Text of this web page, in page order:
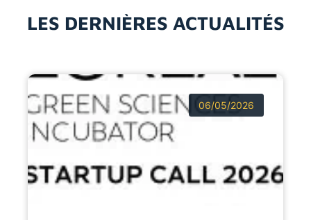
LES DERNIÈRES ACTUALITÉS
06/05/2026